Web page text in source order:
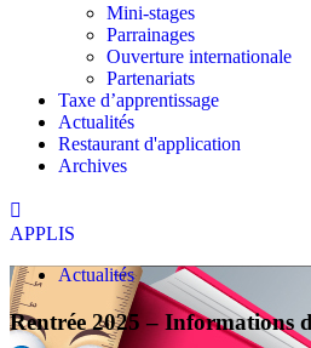
Mini-stages
Parrainages
Ouverture internationale
Partenariats
Taxe d’apprentissage
Actualités
Restaurant d'application
Archives
APPLIS
Actualités
Rentrée 2025 – Informations